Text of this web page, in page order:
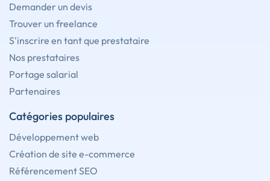
Demander un devis
Trouver un freelance
S'inscrire en tant que prestataire
Nos prestataires
Portage salarial
Partenaires
Catégories populaires
Développement web
Création de site e-commerce
Référencement SEO